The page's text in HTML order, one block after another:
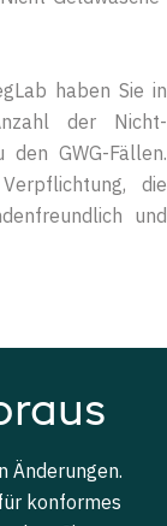
haben Sie in
der Nicht-
GWG-Fällen.
die
und
Änderungen.
konformes